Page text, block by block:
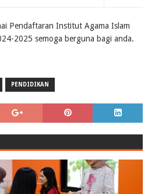
Pendaftaran Institut Agama Islam
2025 semoga berguna bagi anda.
PENDIDIKAN